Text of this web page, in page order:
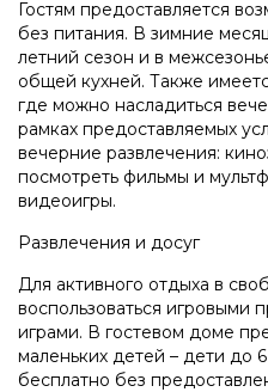
Гостям предоставляется
без питания. В зимние
летний сезон и в
общей кухней. Также
где можно насладиться
рамках предоставляемых
вечерние развлечения:
посмотреть фильмы и
видеоигры.
Развлечения и досуг
Для активного отдыха в
воспользоваться игровыми
играми. В гостевом доме
маленьких детей – дети до
бесплатно без